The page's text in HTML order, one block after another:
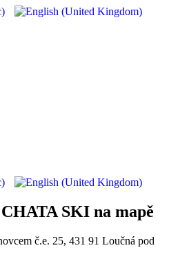
SKI na mapě
č.e. 25, 431 91 Loučná pod